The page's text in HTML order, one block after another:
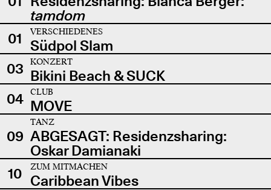
tamdom
01
VERSCHIEDENES
Südpol Slam
03
KONZERT
Bikini Beach & SUCK
04
CLUB
MOVE
09
TANZ
ABGESAGT: Residenzsharing:
Oskar Damianaki
10
ZUM MITMACHEN
Caribbean Vibes